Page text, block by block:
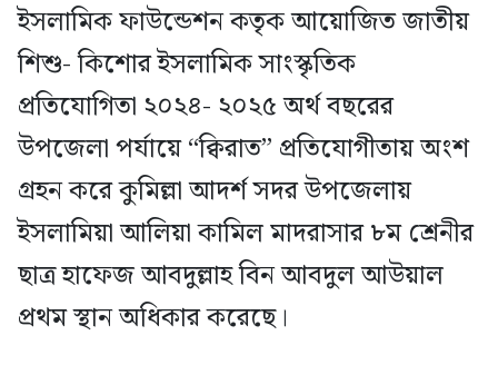
ইসলামিক ফাউন্ডেশন কতৃক আয়োজিত জাতীয়
শিশু- কিশোর ইসলামিক সাংস্কৃতিক
প্রতিযোগিতা ২০২৪- ২০২৫ অর্থ বছরের
উপজেলা পর্যায়ে “ক্বিরাত” প্রতিযোগীতায় অংশ
গ্রহন করে কুমিল্লা আদর্শ সদর উপজেলায়
ইসলামিয়া আলিয়া কামিল মাদরাসার ৮ম শ্রেনীর
ছাত্র হাফেজ আবদুল্লাহ বিন আবদুল আউয়াল
প্রথম স্থান অধিকার করেছে।